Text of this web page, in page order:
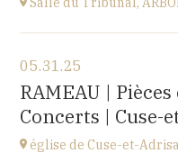
Salle du Tribunal,
10 rue de l’hôtel de ville,
at17H00
05.31.25
RAMEAU |
Concerts | Cuse-
église de Cuse-et-